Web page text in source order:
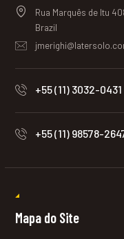
Rua Marquês de Itu
Brazil
+55 (11) 3032-0431
+55 (11) 98578-
Mapa do Site